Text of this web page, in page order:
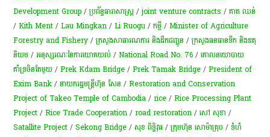
Development Group /ប្រព័ន្ធធារាសាស្រ្ត /joint venture contracts /គាត ឈន់
/Kith Ment /Lau Mingkan /Li Ruogu /កម្ចី​ /Minister of Agriculture
Forestry and Fishery /ក្រសួងសាធារណការ និងដឹកជញ្ជូន /ក្រសួងធនធានទឹក និងឧតុ
និយម /អនុស្សរណៈ​នៃ​ការ​យោគយល់​ /National Road No. 76 /​គោល​នយោបាយ​
គាំទ្រ​ចិនតែ​មួយ /Prek Kdam Bridge /Prek Tamak Bridge /President of
Exim Bank /នាយករដ្ឋមន្ត្រីហ៊ុន សែន /Restoration and Conservation
Project of Takeo Temple of Cambodia /rice /Rice Processing Plant
Project /Rice Trade Cooperation /road restoration /សៅ សុខា /
Satallite Project /Sekong Bridge /សុខ ពិទ្ធិវុធ /ក្រុមហ៊ុន សោម៉ាគ្រុប /​ទំហំ​